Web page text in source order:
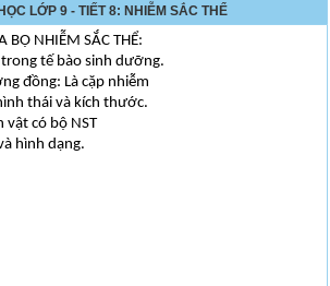
LỚP 9 - TIẾT 8: NHIỄM SẮC THỂ
BỘ NHIỄM SẮC THỂ:
tế bào sinh dưỡng.
đồng: Là cặp nhiễm
thái và kích thước.
vật có bộ NST
hình dạng.